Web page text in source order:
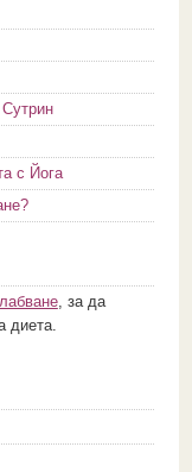
с Йога
, за да
диета.